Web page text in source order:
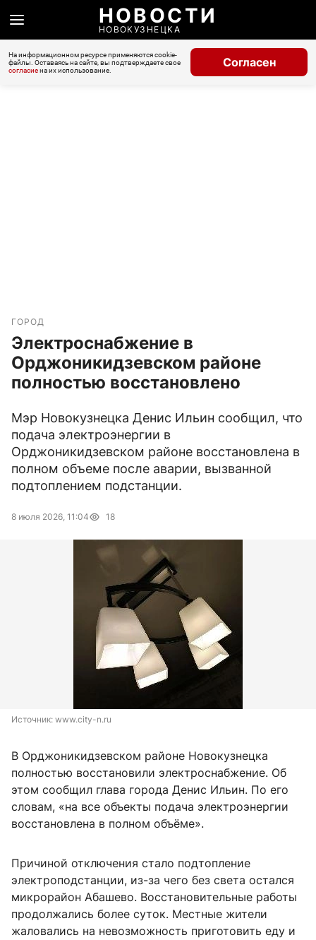
НОВОСТИ
НОВОКУЗНЕЦКА
На информационном ресурсе применяются cookie-
файлы. Оставаясь на сайте, вы подтверждаете свое
согласиена их использование.
Согласен
ГОРОД
Электроснабжение в
Орджоникидзевском районе
полностью восстановлено
Мэр Новокузнецка Денис Ильин сообщил, что
подача электроэнергии в
Орджоникидзевском районе восстановлена в
полном объеме после аварии, вызванной
подтоплением подстанции.
8 июля 2026, 11:04 18
Источник: www.city-n.ru
В Орджоникидзевском районе Новокузнецка
полностью восстановили электроснабжение. Об
этом сообщил глава города Денис Ильин. По его
словам, «на все объекты подача электроэнергии
восстановлена в полном объёме».
Причиной отключения стало подтопление
электроподстанции, из-за чего без света остался
микрорайон Абашево. Восстановительные работы
продолжались более суток. Местные жители
жаловались на невозможность приготовить еду и